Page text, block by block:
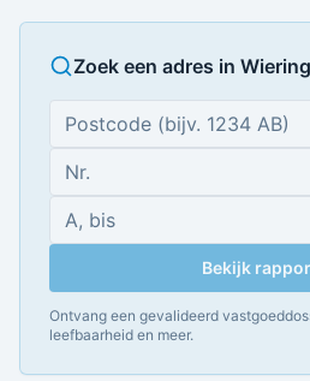
Zoek een adres in
Bekijk
Ontvang een gevalideerd
leefbaarheid en meer.